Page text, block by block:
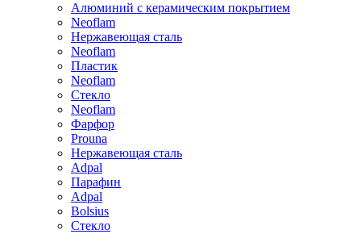
Алюминий с керамическим покрытием
Neoflam
Нержавеющая сталь
Neoflam
Пластик
Neoflam
Стекло
Neoflam
Фарфор
Prouna
Нержавеющая сталь
Adpal
Парафин
Adpal
Bolsius
Стекло